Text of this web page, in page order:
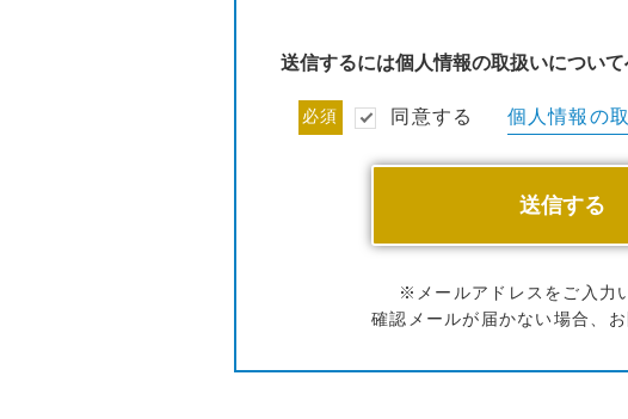
送信するには個人情報の取扱いについて
必須 同意する 個人情報の
※メールアドレスをご入力
確認メールが届かない場合、お